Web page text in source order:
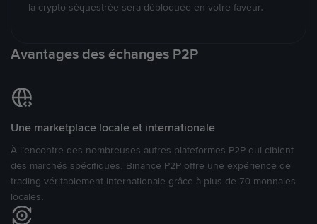
la crypto séquestrée sera débloquée en votre faveur.
Avantages des échanges P2P
Une marketplace locale et internationale
À l’encontre des nombreuses autres plateformes P2P qui ciblent
des marchés spécifiques, Binance P2P offre une expérience de
trading véritablement internationale grâce à plus de 70 monnaies
locales.